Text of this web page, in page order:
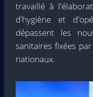
travaillé à
d'hygiène et
dépassent les
sanitaires fixées
nationaux.